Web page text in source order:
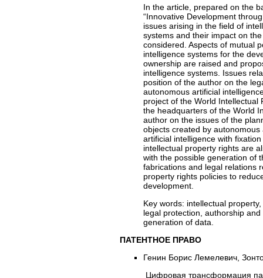
In the article, prepared on the
“Innovative Development
issues arising in the field of
systems and their impact on
considered. Aspects of mutual
intelligence systems for the
ownership are raised and
intelligence systems. Issues
position of the author on the
autonomous artificial
project of the World
the headquarters of the World
author on the issues of the
objects created by
artificial intelligence with
intellectual property rights are
with the possible generation of
fabrications and legal relations
property rights policies to
development.
Key words: intellectual
legal protection, authorship
generation of data.
ПАТЕНТНОЕ ПРАВО
Генин Борис Лемелевич,
Цифровая трансформация